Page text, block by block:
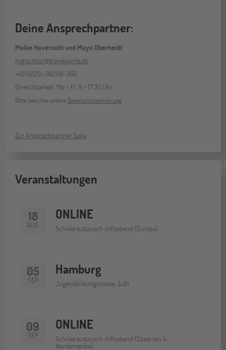
Deine Ansprechpartner:
Maike Haversath und Maya Oberheidt
highschool@travelworks.de
+49 (0)251-98209-360
Erreichbarkeit: Mo - Fr, 9 - 17:30 Uhr
Bitte beachte unsere Datenschutzerklärung
Zur Ansprechpartner Seite
Veranstaltungen
18
AUG
ONLINE
Schüleraustausch-Infoabend (Europa)
05
SEP
Hamburg
Jugendbildungsmesse JuBi
09
SEP
ONLINE
Schüleraustausch-Infoabend (Ozeanien &
Nordamerika)